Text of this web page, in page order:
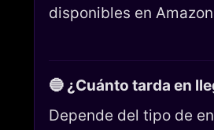
disponibles en
🔵 ¿Cuánto tarda en
Depende del tipo de